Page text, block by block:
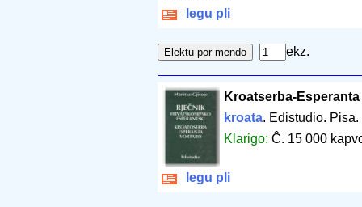
legu pli
ekz.
Kroatserba-
kroata. Edistudio. Pisa.
Klarigo: Ĉ. 15 000
legu pli